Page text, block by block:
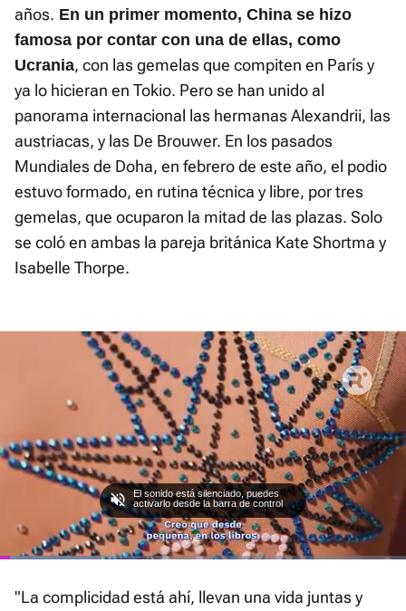
años. En un primer momento, China se hizo
famosa por contar con una de ellas, como
Ucrania, con las gemelas que compiten en París y
ya lo hicieran en Tokio. Pero se han unido al
panorama internacional las hermanas Alexandrii, las
austriacas, y las De Brouwer. En los pasados
Mundiales de Doha, en febrero de este año, el podio
estuvo formado, en rutina técnica y libre, por tres
gemelas, que ocuparon la mitad de las plazas. Solo
se coló en ambas la pareja británica Kate Shortma y
Isabelle Thorpe.
Loaded
El sonido está silenciado, puedes
activarlo desde la barra de control
"La complicidad está ahí, llevan una vida juntas y